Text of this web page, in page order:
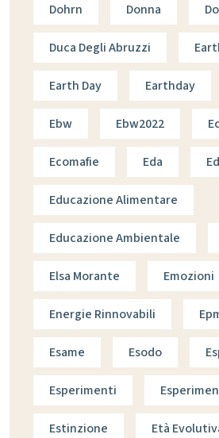
Dohrn Donna
Duca Degli Abruzzi
Earth Day Earthday
Ebw Ebw2022
Ecomafie Eda
Educazione Alimentare
Educazione Ambientale
Elsa Morante Emozioni
Energie Rinnovabili
Esame Esodo
Esperimenti
Estinzione Età